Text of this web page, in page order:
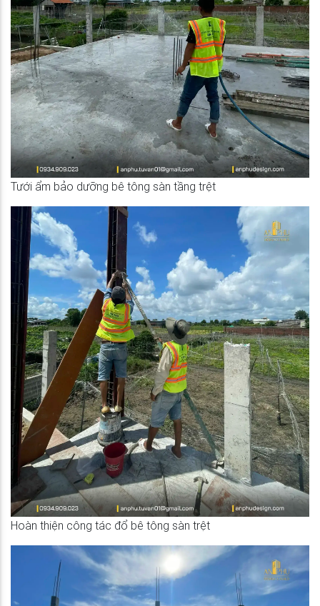
Tưới ẩm bảo dưỡng bê tông sàn tầng trệt
Hoàn thiện công tác đổ bê tông sàn trệt